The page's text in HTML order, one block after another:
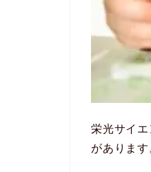
栄光サイ
があります